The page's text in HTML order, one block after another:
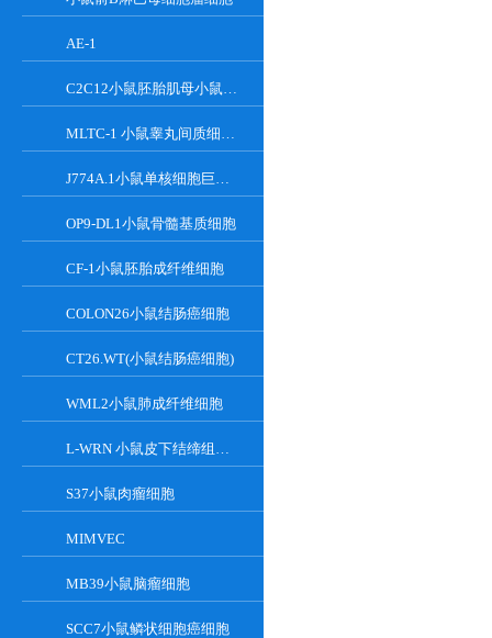
AE-1
C2C12小鼠胚胎肌母小鼠胚胎肌母细胞
MLTC-1 小鼠睾丸间质细胞瘤细胞系
J774A.1小鼠单核细胞巨噬细胞
OP9-DL1小鼠骨髓基质细胞
CF-1小鼠胚胎成纤维细胞
COLON26小鼠结肠癌细胞
CT26.WT(小鼠结肠癌细胞)
WML2小鼠肺成纤维细胞
L-WRN 小鼠皮下结缔组织细胞系
S37小鼠肉瘤细胞
MIMVEC
MB39小鼠脑瘤细胞
SCC7小鼠鳞状细胞癌细胞